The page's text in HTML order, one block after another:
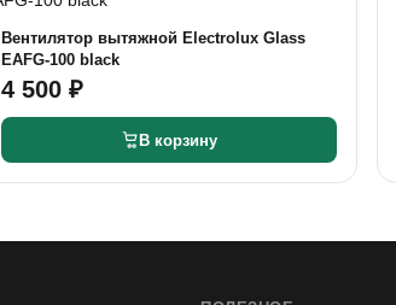
Вентилятор вытяжной Electrolux Glass
EAFG-100 black
4 500 ₽
В корзину